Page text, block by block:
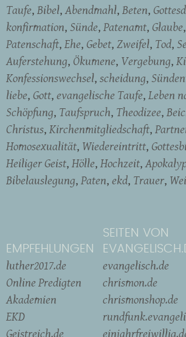
Taufe Bibel Abendmahl Beten
konfirmation Sünde Patenamt Glaube
Patenschaft Ehe Gebet Zweifel Tod
Auferstehung Ökumene Vergebung
Konfessionswechsel scheidung
liebe Gott evangelische Taufe Leben
Schöpfung Taufspruch Theodizee
Christus Kirchenmitgliedschaft
Homosexualität Wiedereintritt
Heiliger Geist Hölle Hochzeit
Bibelauslegung Paten ekd Trauer
EMPFEHLUNGEN
luther2017.de
Online Predigten
Akademien
EKD
Geistreich.de
SEITEN VON
evangelisch.de
chrismon.de
chrismonshop.de